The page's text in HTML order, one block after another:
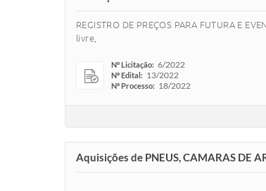
REGISTRO DE PREÇOS PARA FUTURA E
livre,
Nº Licitação: 6/2022
Nº Edital: 13/2022
Nº Processo: 18/2022
Aquisições de PNEUS, CAMARAS DE